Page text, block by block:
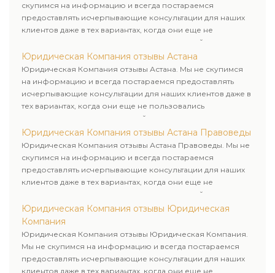
скупимся на информацию и всегда постараемся
предоставлять исчерпывающие консультации для наших
клиентов даже в тех вариантах, когда они еще не
пользовались юридическими услугами нашей компании.
Юридическая Компания отзывы Астана
Юридическая Компания отзывы Астана. Мы не скупимся
на информацию и всегда постараемся предоставлять
исчерпывающие консультации для наших клиентов даже в
тех вариантах, когда они еще не пользовались
юридическими услугами нашей компании.
Юридическая Компания отзывы Астана Правоведы
Юридическая Компания отзывы Астана Правоведы. Мы не
скупимся на информацию и всегда постараемся
предоставлять исчерпывающие консультации для наших
клиентов даже в тех вариантах, когда они еще не
пользовались юридическими услугами нашей компании.
Юридическая Компания отзывы Юридическая
Компания
Юридическая Компания отзывы Юридическая Компания.
Мы не скупимся на информацию и всегда постараемся
предоставлять исчерпывающие консультации для наших
клиентов даже в тех вариантах, когда они еще не